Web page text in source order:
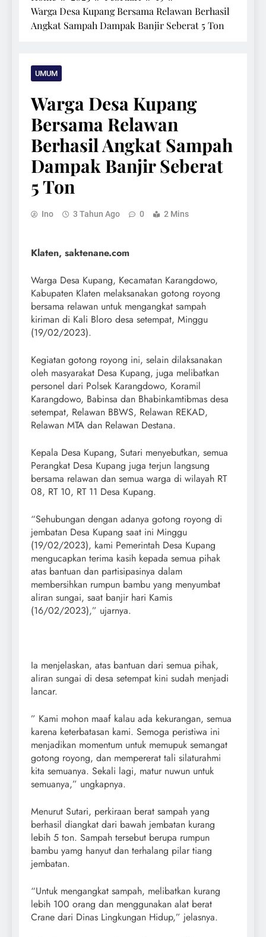
Warga Desa Kupang Bersama Relawan Berhasil
Angkat Sampah Dampak Banjir Seberat 5 Ton
UMUM
Warga Desa Kupang
Bersama Relawan
Berhasil Angkat Sampah
Dampak Banjir Seberat
5 Ton
Ino 3 Tahun Ago 0 2 Mins
Klaten, saktenane.com
Warga Desa Kupang, Kecamatan Karangdowo,
Kabupaten Klaten melaksanakan gotong royong
bersama relawan untuk mengangkat sampah
kiriman di Kali Bloro desa setempat, Minggu
(19/02/2023).
Kegiatan gotong royong ini, selain dilaksanakan
oleh masyarakat Desa Kupang, juga melibatkan
personel dari Polsek Karangdowo, Koramil
Karangdowo, Babinsa dan Bhabinkamtibmas desa
setempat, Relawan BBWS, Relawan REKAD,
Relawan MTA dan Relawan Destana.
Kepala Desa Kupang, Sutari menyebutkan, semua
Perangkat Desa Kupang juga terjun langsung
bersama relawan dan semua warga di wilayah RT
08, RT 10, RT 11 Desa Kupang.
“Sehubungan dengan adanya gotong royong di
jembatan Desa Kupang saat ini Minggu
(19/02/2023), kami Pemerintah Desa Kupang
mengucapkan terima kasih kepada semua pihak
atas bantuan dan partisipasinya dalam
membersihkan rumpun bambu yang menyumbat
aliran sungai, saat banjir hari Kamis
(16/02/2023),” ujarnya.
Ia menjelaskan, atas bantuan dari semua pihak,
aliran sungai di desa setempat kini sudah menjadi
lancar.
” Kami mohon maaf kalau ada kekurangan, semua
karena keterbatasan kami. Semoga peristiwa ini
menjadikan momentum untuk memupuk semangat
gotong royong, dan mempererat tali silaturahmi
kita semuanya. Sekali lagi, matur nuwun untuk
semuanya,” ungkapnya.
Menurut Sutari, perkiraan berat sampah yang
berhasil diangkat dari bawah jembatan kurang
lebih 5 ton. Sampah tersebut berupa rumpun
bambu yamg hanyut dan terhalang pilar tiang
jembatan.
“Untuk mengangkat sampah, melibatkan kurang
lebih 100 orang dan menggunakan alat berat
Crane dari Dinas Lingkungan Hidup,” jelasnya.